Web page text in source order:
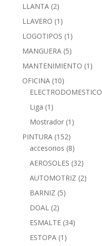
LLANTA (2)
LLAVERO (1)
LOGOTIPOS (1)
MANGUERA (5)
MANTENIMIENTO (1)
OFICINA (10)
ELECTRODOMESTICO
Liga (1)
Mostrador (1)
PINTURA (152)
accesorios (8)
AEROSOLES (32)
AUTOMOTRIZ (2)
BARNIZ (5)
DOAL (2)
ESMALTE (34)
ESTOPA (1)